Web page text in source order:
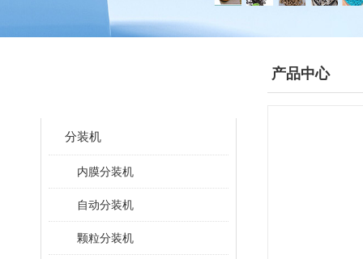
分装机
内膜分装机
自动分装机
颗粒分装机
产品中心